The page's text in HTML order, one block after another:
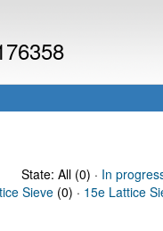
State: All (0) · In
Sieve (0) · 15e Lattice